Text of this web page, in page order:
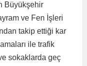
Büyükşehir
ve Fen İşleri
takip ettiği kar
ile trafik
sokaklarda geç